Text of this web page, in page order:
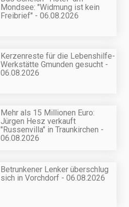
Mondsee: "Widmung ist kein
Freibrief" - 06.08.2026
Kerzenreste für die Lebenshilfe-
Werkstätte Gmunden gesucht -
06.08.2026
Mehr als 15 Millionen Euro:
Jürgen Hesz verkauft
"Russenvilla" in Traunkirchen -
06.08.2026
Betrunkener Lenker überschlug
sich in Vorchdorf - 06.08.2026